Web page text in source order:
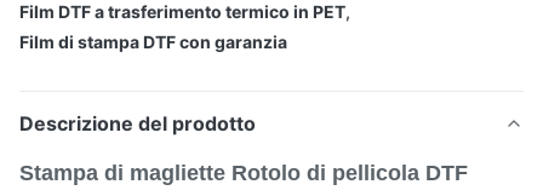
Film DTF a trasferimento termico in PET,
Film di stampa DTF con garanzia
Descrizione del prodotto
Stampa di magliette Rotolo di pellicola DTF